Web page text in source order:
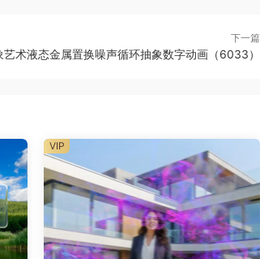
下一篇
艺术液态金属置换噪声循环抽象数字动画（6033）
VIP